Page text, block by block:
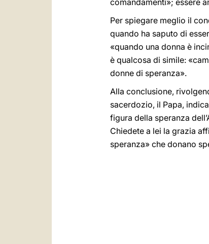
comandamenti»; essere
Per spiegare meglio il
quando ha saputo di
«quando una donna è
è qualcosa di simile:
donne di speranza».
Alla conclusione,
sacerdozio, il Papa,
figura della speranza
Chiedete a lei la grazia
speranza» che donano